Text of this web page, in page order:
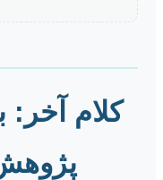
کلام آخر: